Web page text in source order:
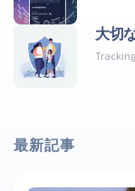
大切
Tracking
最新記事